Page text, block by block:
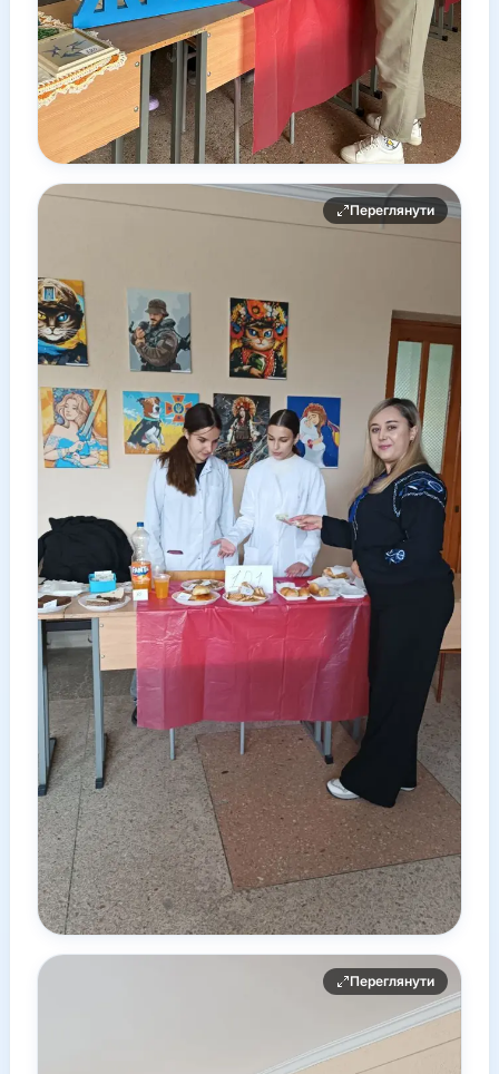
Переглянути
Переглянути